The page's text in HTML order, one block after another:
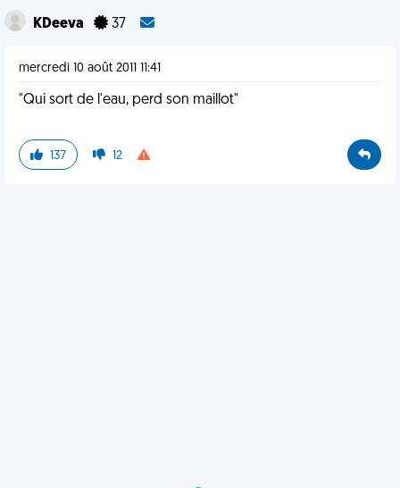
KDeeva 37
mercredi 10 août 2011 11:41
"Qui sort de l'eau, perd son maillot"
137 12